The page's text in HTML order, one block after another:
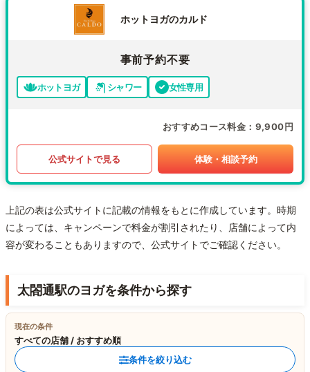
ホットヨガのカルド
事前予約不要
ホットヨガ シャワー 女性専用
おすすめコース料金 9,900円
公式サイトで見る 体験・相談予約
上記の表は公式サイトに記載の情報をもとに作成しています。時期
によっては、キャンペーンで料金が割引されたり、店舗によって内
容が変わることもありますので、公式サイトでご確認ください。
太閤通駅のヨガを条件から探す
現在の条件
すべての店舗 / おすすめ順
条件を絞り込む